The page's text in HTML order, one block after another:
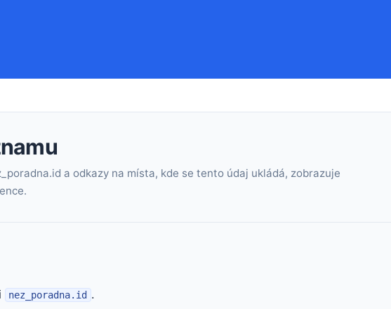
a odkazy na místa, kde se tento údaj ukládá, zobrazuje
nez_poradna.id .